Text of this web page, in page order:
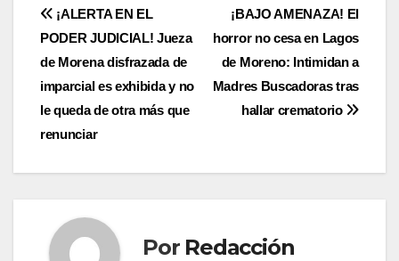
Navegación
de
entradas
¡BAJO AMENAZA! El
horror no cesa en Lagos
de Moreno: Intimidan a
Madres Buscadoras tras
hallar crematorio
¡ALERTA EN EL
PODER JUDICIAL! Jueza
de Morena disfrazada de
imparcial es exhibida y no
le queda de otra más que
renunciar
Por Redacción